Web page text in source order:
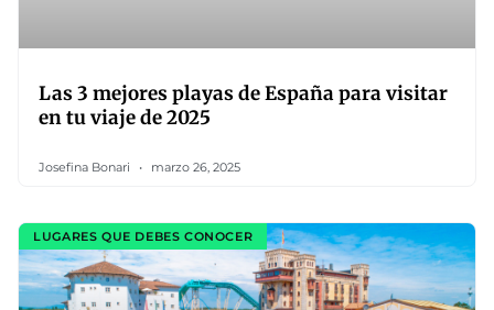
Las 3 mejores playas de España para visitar
en tu viaje de 2025
Josefina Bonari marzo 26, 2025
LUGARES QUE DEBES CONOCER